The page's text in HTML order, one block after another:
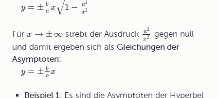
y = ± b
a x 1 − a2
x2
√
Für x → ± ∞ strebt der Ausdruck a2
x2
gegen null
und damit ergeben sich als Gleichungen der
Asymptoten:
y = ± b
a x
Beispiel 1: Es sind die Asymptoten der Hyperbel